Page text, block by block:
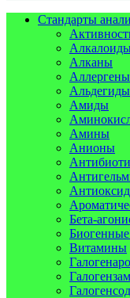
Стандарты
Алканы
Аллергены
Альдегиды
Амиды
Амины
Анионы
Бета-
Витамины